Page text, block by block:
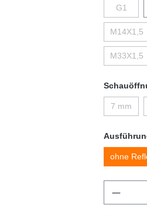
G1
M14X1,5
M33X1,5
7 mm
ohne